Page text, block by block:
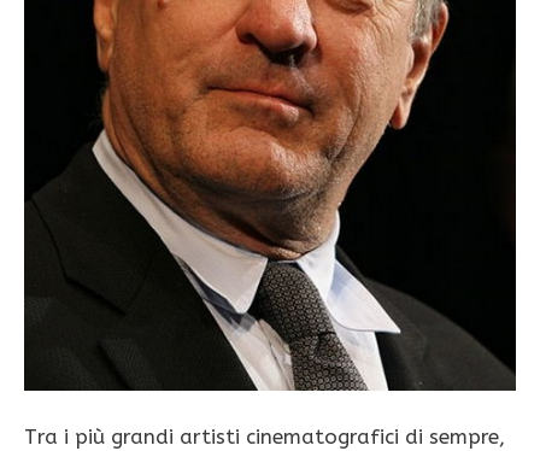
Tra i più grandi artisti cinematografici di sempre,